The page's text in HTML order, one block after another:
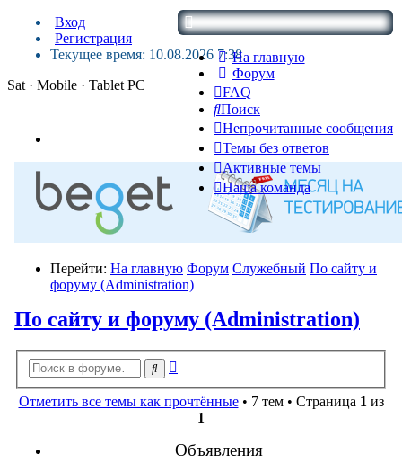
На главную
Форум
FAQ
Поиск
Непрочитанные сообщения
Темы без ответов
Активные темы
Наша команда
Вход
Регистрация
Текущее время: 10.08.2026 7:38
Sat · Mobile · Tablet PC
Перейти: На главную Форум Служебный По сайту и
форуму (Administration)
По сайту и форуму (Administration)
Поиск
Отметить все темы как прочтённые• 7 тем • Страница 1 из
1
Объявления